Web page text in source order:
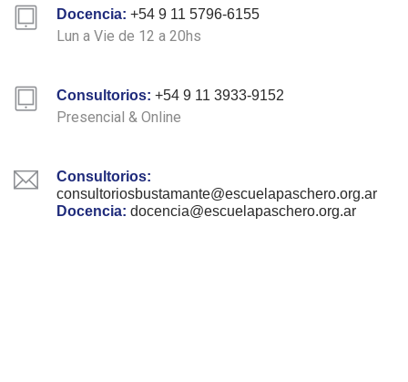
Docencia: +54 9 11 5796-6155
Lun a Vie de 12 a 20hs
Consultorios: +54 9 11 3933-9152
Presencial & Online
Consultorios:
consultoriosbustamante@escuelapaschero.org.ar
Docencia: docencia@escuelapaschero.org.ar